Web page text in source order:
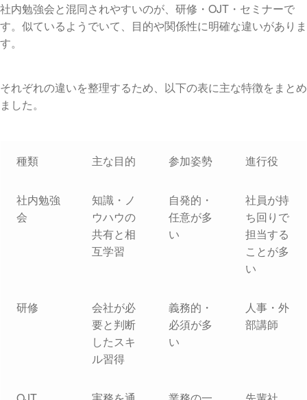
社内勉強会と混同されやすいのが、研修・OJT・セミナーで
す。似ているようでいて、目的や関係性に明確な違いがありま
す。
それぞれの違いを整理するため、以下の表に主な特徴をまとめ
ました。
種類 主な目的 参加姿勢 進行役
社内勉強
会
知識・ノ
ウハウの
共有と相
互学習
自発的・
任意が多
い
社員が持
ち回りで
担当する
ことが多
い
研修
会社が必
要と判断
したスキ
ル習得
義務的・
必須が多
い
人事・外
部講師